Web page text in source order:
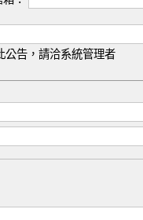
公告，請洽系統管理者